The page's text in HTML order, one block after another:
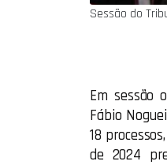
Sessão do
Em sessão
Fábio
18
de 2024